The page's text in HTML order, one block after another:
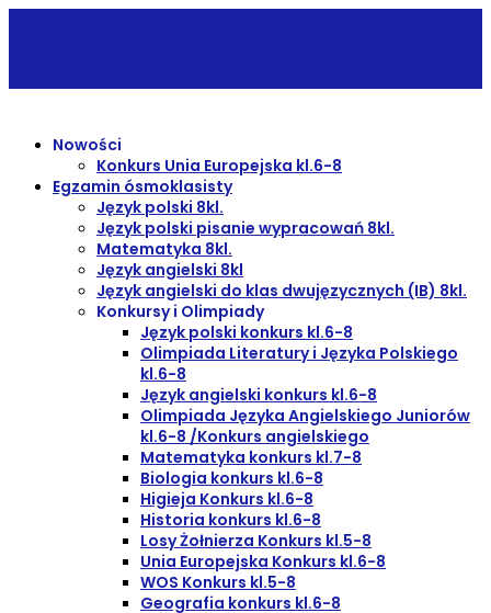
Nowości
Konkurs Unia Europejska kl.6-8
Egzamin ósmoklasisty
Język polski 8kl.
Język polski pisanie wypracowań 8kl.
Matematyka 8kl.
Język angielski 8kl
Język angielski do klas dwujęzycznych (IB) 8kl.
Konkursy i Olimpiady
Język polski konkurs kl.6-8
Olimpiada Literatury i Języka Polskiego
kl.6-8
Język angielski konkurs kl.6-8
Olimpiada Języka Angielskiego Juniorów
kl.6-8 /Konkurs angielskiego
Matematyka konkurs kl.7-8
Biologia konkurs kl.6-8
Higieja Konkurs kl.6-8
Historia konkurs kl.6-8
Losy Żołnierza Konkurs kl.5-8
Unia Europejska Konkurs kl.6-8
WOS Konkurs kl.5-8
Geografia konkurs kl.6-8